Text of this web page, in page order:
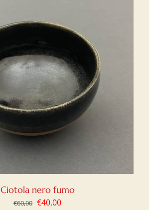
Ciotola nero fumo
€60,00 Il
€40,00Il